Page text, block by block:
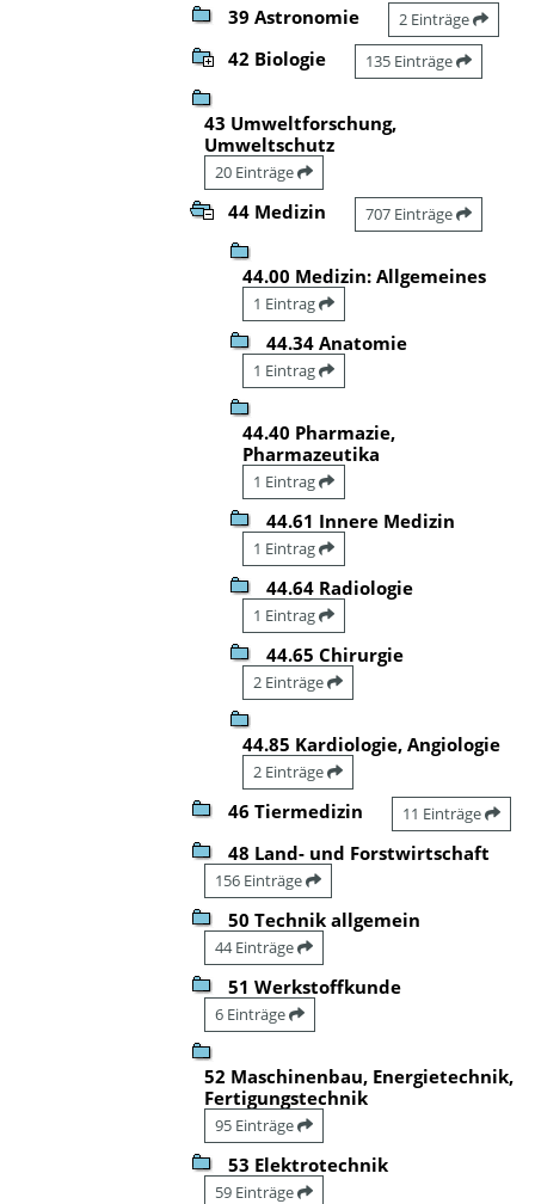
39 Astronomie 2 Einträge
42 Biologie 135 Einträge
43 Umweltforschung,
Umweltschutz
20 Einträge
44 Medizin 707 Einträge
44.00 Medizin: Allgemeines
1 Eintrag
44.34 Anatomie
1 Eintrag
44.40 Pharmazie,
Pharmazeutika
1 Eintrag
44.61 Innere Medizin
1 Eintrag
44.64 Radiologie
1 Eintrag
44.65 Chirurgie
2 Einträge
44.85 Kardiologie, Angiologie
2 Einträge
46 Tiermedizin 11 Einträge
48 Land- und Forstwirtschaft
156 Einträge
50 Technik allgemein
44 Einträge
51 Werkstoffkunde
6 Einträge
52 Maschinenbau, Energietechnik,
Fertigungstechnik
95 Einträge
53 Elektrotechnik
59 Einträge